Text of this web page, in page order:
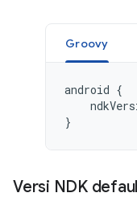
Groovy
android {
}
Versi NDK